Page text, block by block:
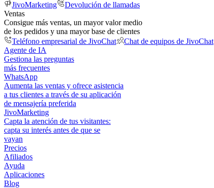
JivoMarketing
Devolución de llamadas
Ventas
Consigue más ventas, un mayor valor medio
de los pedidos y una mayor base de clientes
Teléfono empresarial de JivoChat
Chat de equipos de JivoChat
Agente de IA
Gestiona las preguntas
más frecuentes
WhatsApp
Aumenta las ventas y ofrece asistencia
a tus clientes a través de su aplicación
de mensajería preferida
JivoMarketing
Capta la atención de tus visitantes:
capta su interés antes de que se
vayan
Precios
Afiliados
Ayuda
Aplicaciones
Blog